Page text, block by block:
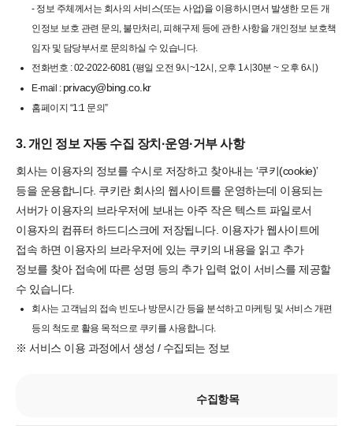
- 정보 주체께서는 회사의 서비스(또는 사업)을 이용하시면서 발생한 모든 개
인정보 보호 관련 문의, 불만처리, 피해구제 등에 관한 사항을 개인정보 보호책
임자 및 담당부서로 문의하실 수 있습니다.
전화번호 : 02-2022-6081 (평일 오전 9시~12시, 오후 1시30분 ~ 오후 6시)
E-mail : privacy@bing.co.kr
홈페이지 “1:1 문의”
3. 개인 정보 자동 수집 장치·운영·거부 사항
회사는 이용자의 정보를 수시로 저장하고 찾아내는 ‘쿠키(cookie)’
등을 운용합니다. 쿠키란 회사의 웹사이트를 운영하는데 이용되는
서버가 이용자의 브라우저에 보내는 아주 작은 텍스트 파일로서
이용자의 컴퓨터 하드디스크에 저장됩니다. 이용자가 웹사이트에
접속 하면 이용자의 브라우저에 있는 쿠키의 내용을 읽고 추가
정보를 찾아 접속에 따른 성명 등의 추가 입력 없이 서비스를 제공할
수 있습니다.
회사는 고객님의 접속 빈도나 방문시간 등을 분석하고 마케팅 및 서비스 개편
등의 척도로 활용 목적으로 쿠키를 사용합니다.
※ 서비스 이용 과정에서 생성 / 수집되는 정보
수집항목